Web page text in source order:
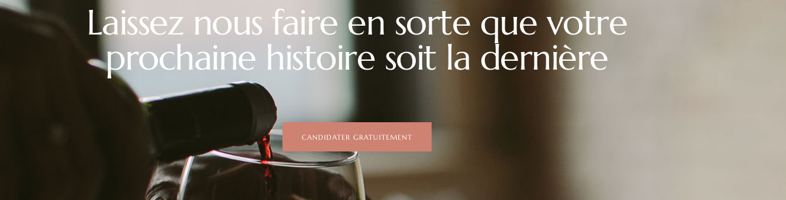
Laissez nous faire en sorte que votre
prochaine histoire soit la dernière
CANDIDATER GRATUITEMENT